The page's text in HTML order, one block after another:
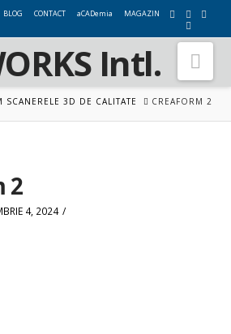
BLOG CONTACT aCADemia MAGAZIN
SCANERELE 3D DE CALITATE CREAFORM 2
2
4, 2024